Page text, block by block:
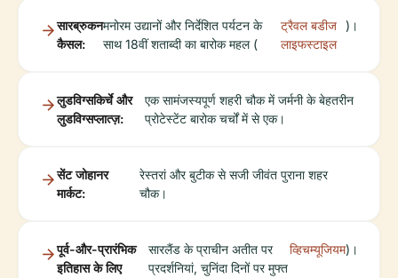
सारब्रुकन
कैसल:
मनोरम उद्यानों और निर्देशित पर्यटन के
साथ 18वीं शताब्दी का बारोक महल (
ट्रैवल बडीज
लाइफस्टाइल
)।
लुडविग्सकिर्चे और
लुडविग्सप्लात्ज़:
एक सामंजस्यपूर्ण शहरी चौक में जर्मनी के बेहतरीन
प्रोटेस्टेंट बारोक चर्चों में से एक।
सेंट जोहानर
मार्कट:
रेस्तरां और बुटीक से सजी जीवंत पुराना शहर
चौक।
पूर्व-और-प्रारंभिक
इतिहास के लिए
सारलैंड के प्राचीन अतीत पर
प्रदर्शनियां, चुनिंदा दिनों पर मुफ्त
व्हिचम्यूजियम)।